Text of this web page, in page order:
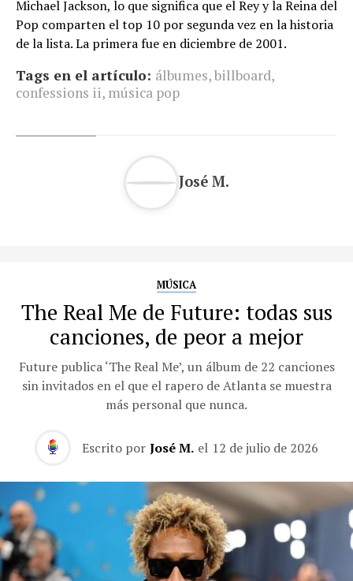
Michael Jackson, lo que significa que el Rey y la Reina del
Pop comparten el top 10 por segunda vez en la historia
de la lista. La primera fue en diciembre de 2001.
Tags en el artículo: álbumes,billboard,
confessions ii, música pop
José M.
MÚSICA
The Real Me de Future: todas sus
canciones, de peor a mejor
Future publica ‘The Real Me’, un álbum de 22 canciones
sin invitados en el que el rapero de Atlanta se muestra
más personal que nunca.
Escrito por José M. el 12 de julio de 2026